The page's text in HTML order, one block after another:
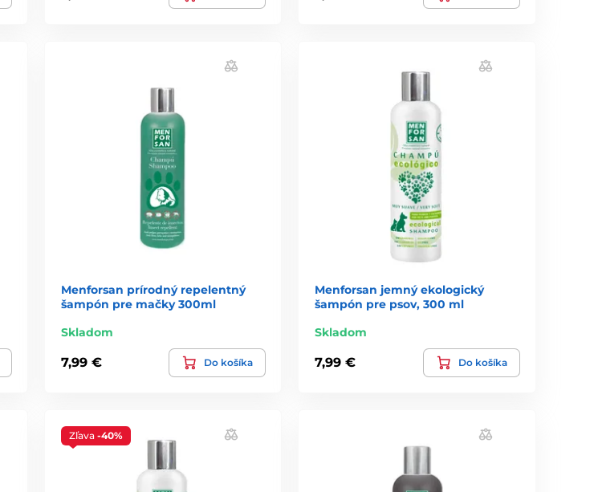
Menforsan prírodný repelentný
šampón pre mačky 300ml
Skladom
7,99 € Do košíka
Menforsan jemný ekologický
šampón pre psov, 300 ml
Skladom
7,99 € Do košíka
Zľava -40%